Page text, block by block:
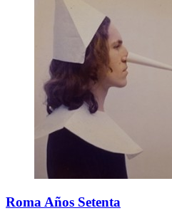
Roma Años Setenta